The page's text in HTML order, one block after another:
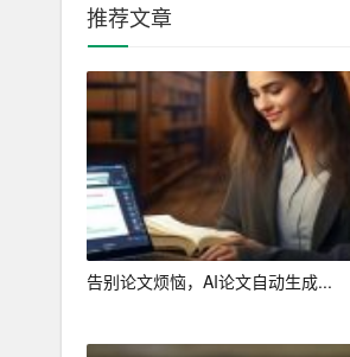
总之，AI 写作已经成为了我
为一种辅助工具，提高自己
推荐文章
告别论文烦恼，AI论文自动生成...